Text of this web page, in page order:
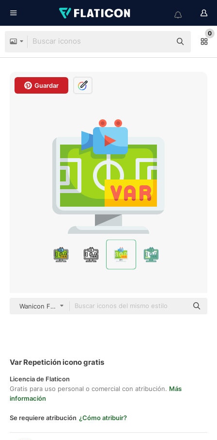
0
Guardar
Wanicon Flat
Var Repetición icono gratis
Licencia de Flaticon
Gratis para uso personal o comercial con atribución. Más
información
Se requiere atribución ¿Cómo atribuir?